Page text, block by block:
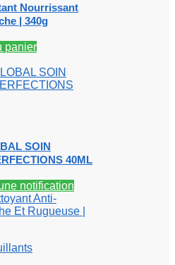
Nourrissant
| 340g
panier
SOIN
40ML
notification